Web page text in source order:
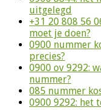
uitgelegd
+31 20 808 56
moet je doen?
0900 nummer
precies?
0900 ov 9292:
nummer?
085 nummer
0900 9292: het